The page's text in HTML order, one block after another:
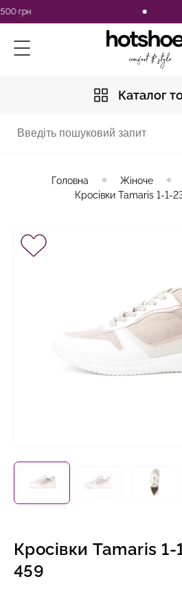
Каталог
Головна Жіноче
Кросівки Tamaris 1-1-
Кросівки Tamaris
459